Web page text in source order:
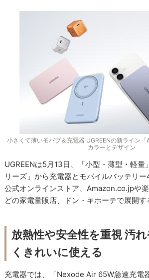
小さくて薄いモバブ＆充電器 UGREENの新ライン
カラーとデザイン
UGREENは5月13日、「小型・薄型・軽量
リーズ」から充電器とモバイルバッテリー
公式オンラインストア、Amazon.co.jpや
どの家電量販店、ドン・キホーテで展開す
放熱性や安全性を重視 汚
くきれいに使える
充電器では、「Nexode Air 65W急速充電